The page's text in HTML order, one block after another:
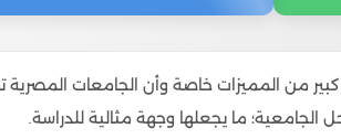
من المميزات خاصة وأن الجامعات المصرية
ما يجعلها وجهة مثالية للدراسة.